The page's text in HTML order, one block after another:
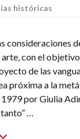
históricas
consideraciones
con el
de las
próxima a la
1979 por Giulia
…